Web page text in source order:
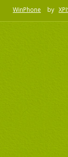
WinPhone by